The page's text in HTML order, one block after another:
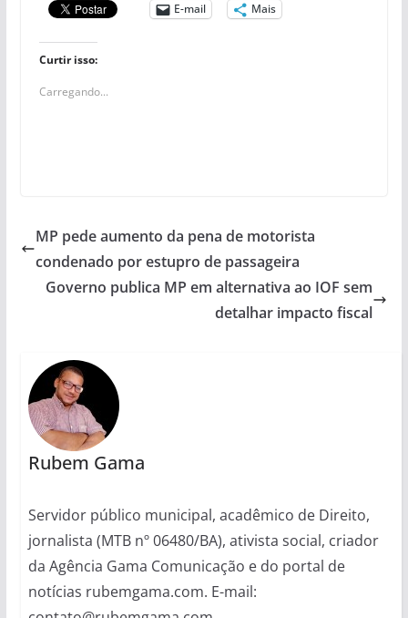
E-mail
Mais
Curtir isso:
Carregando...
MP pede aumento da pena de motorista
condenado por estupro de passageira
Governo publica MP em alternativa ao IOF sem
detalhar impacto fiscal
Rubem Gama
Servidor público municipal, acadêmico de Direito,
jornalista (MTB nº 06480/BA), ativista social, criador
da Agência Gama Comunicação e do portal de
notícias rubemgama.com. E-mail: